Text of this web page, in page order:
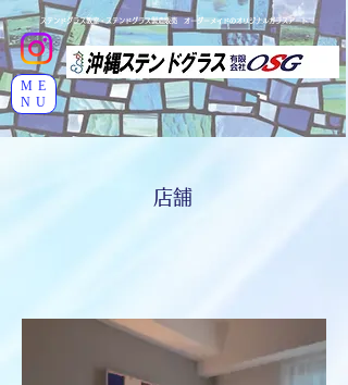
ステンドグラス教室・ステンドグラス製造販売 オーダーメイドのオリジナルガラスアート
ME
NU
店舗